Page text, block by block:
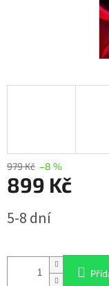
979 Kč –8 %
899 Kč
cena:
5-8 dní